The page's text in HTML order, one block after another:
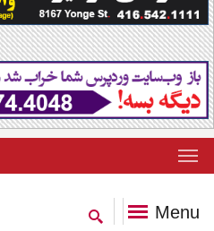
Menu